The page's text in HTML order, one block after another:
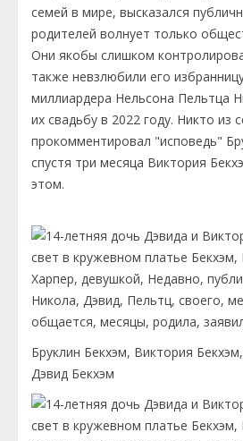
семей в мире, высказался
родителей волнует только
Они якобы слишком
также невзлюбили его
миллиардера Нельсона Пельтца
их свадьбу в 2022 году. Никто из
прокомментировал "исповедь"
спустя три месяца Виктория
этом.
Бруклин Бекхэм, Виктория
Дэвид Бекхэм